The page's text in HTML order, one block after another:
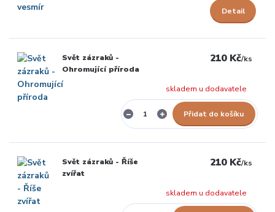
Detail
Svět zázraků -
Ohromující příroda
210 Kč/ks
skladem u dodavatele
Přidat do košíku
Svět zázraků - Říše
zvířat
210 Kč/ks
skladem u dodavatele